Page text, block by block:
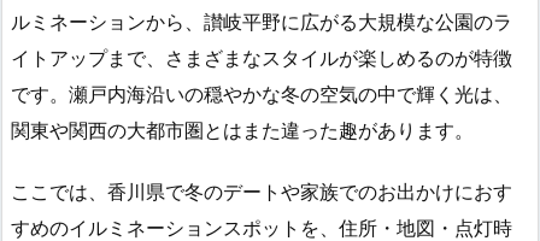
ルミネーションから、讃岐平野に広がる大規模な公園のラ
イトアップまで、さまざまなスタイルが楽しめるのが特徴
です。瀬戸内海沿いの穏やかな冬の空気の中で輝く光は、
関東や関西の大都市圏とはまた違った趣があります。
ここでは、香川県で冬のデートや家族でのお出かけにおす
すめのイルミネーションスポットを、住所・地図・点灯時